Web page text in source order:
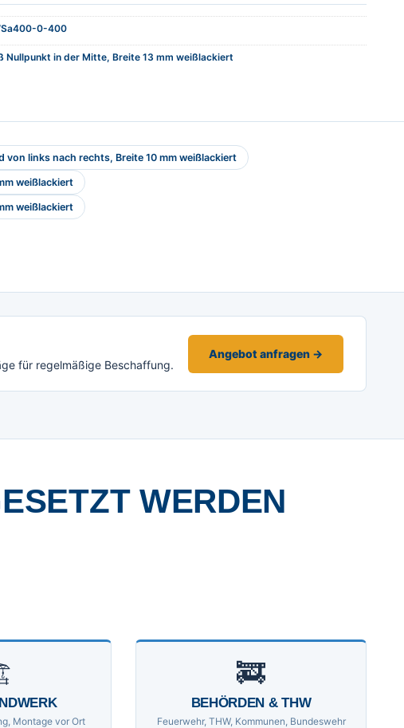
0-400
Nullpunkt in der Mitte, Breite 13 mm weißlackiert
von links nach rechts, Breite 10 mm weißlackiert
weißlackiert
weißlackiert
für regelmäßige Beschaffung.
Angebot anfragen →
WERDEN
Montage vor Ort
🚒
BEHÖRDEN & THW
Feuerwehr, THW, Kommunen, Bundeswehr